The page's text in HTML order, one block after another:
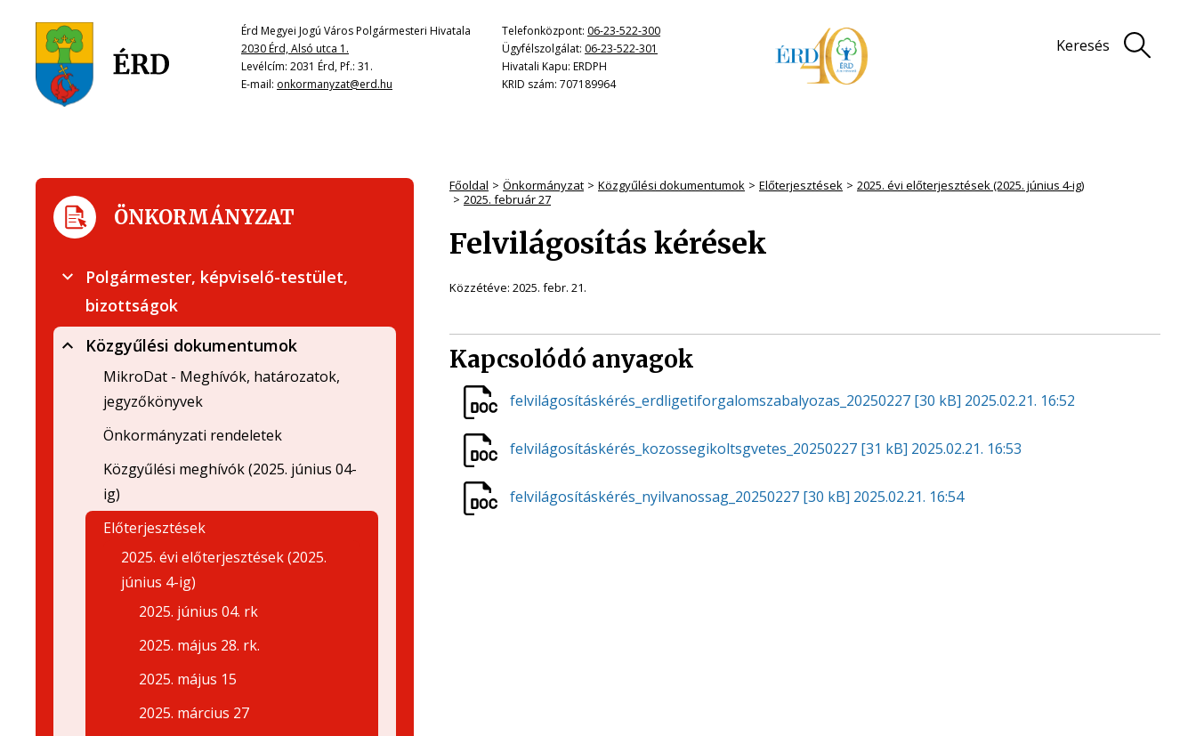
Érd Megyei Jogú Város Polgármesteri Hivatala
2030 Érd, Alsó utca 1.
Levélcím: 2031 Érd, Pf.: 31.
E-mail: onkormanyzat@erd.hu
Telefonközpont: 06-23-522-300
Ügyfélszolgálat: 06-23-522-301
Hivatali Kapu: ERDPH
KRID szám: 707189964
Keresés
Főoldal Önkormányzat Közgyűlési dokumentumok Előterjesztések
2025. évi előterjesztések (2025. június 4-ig)
2025. február 27
Felvilágosítás kérések
Közzétéve: 2025. febr. 21.
Kapcsolódó anyagok
felvilágosításkérés_erdligetiforgalomszabalyozas_20250227 [30 kB] 2025.02.21. 16:52
felvilágosításkérés_kozossegikoltsgvetes_20250227 [31 kB] 2025.02.21. 16:53
felvilágosításkérés_nyilvanossag_20250227 [30 kB] 2025.02.21. 16:54
ÖNKORMÁNYZAT
Polgármester, képviselő-testület,
bizottságok
Közgyűlési dokumentumok
MikroDat - Meghívók, határozatok,
jegyzőkönyvek
Önkormányzati rendeletek
Közgyűlési meghívók (2025. június 04-
ig)
Előterjesztések
2025. évi előterjesztések (2025.
június 4-ig)
2025. június 04. rk
2025. május 28. rk.
2025. május 15
2025. március 27